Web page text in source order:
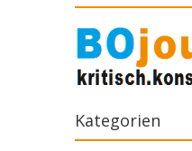
Kategorien